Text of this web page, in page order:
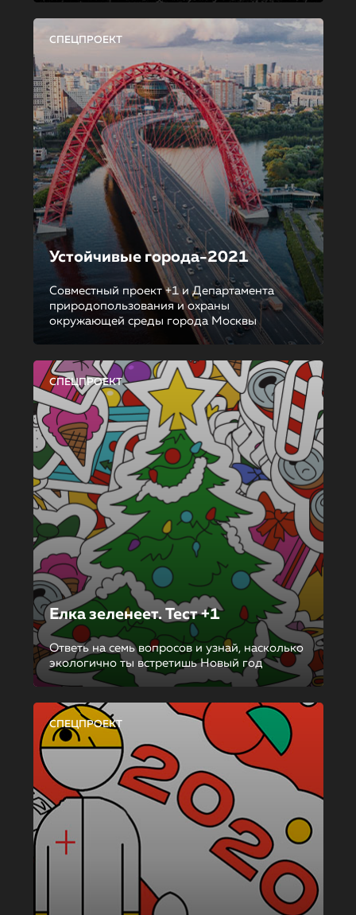
СПЕЦПРОЕКТ
Устойчивые города-2021
Совместный проект +1 и Департамента
природопользования и охраны
окружающей среды города Москвы
СПЕЦПРОЕКТ
Елка зеленеет. Тест +1
Ответь на семь вопросов и узнай, насколько
экологично ты встретишь Новый год
СПЕЦПРОЕКТ